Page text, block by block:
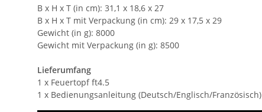
B x H x T (in cm): 31,1 x 18,6 x 27
B x H x T mit Verpackung (in cm): 29 x 17,5 x 29
Gewicht (in g): 8000
Gewicht mit Verpackung (in g): 8500
Lieferumfang
1 x Feuertopf ft4.5
1 x Bedienungsanleitung (Deutsch/Englisch/Französisch)